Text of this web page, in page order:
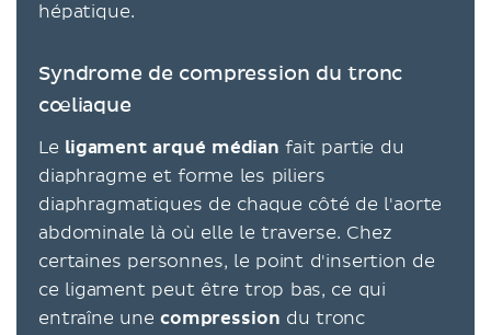
hépatique.
Syndrome de compression du tronc
cœliaque
Le ligament arqué médian fait partie du
diaphragme et forme les piliers
diaphragmatiques de chaque côté de l'aorte
abdominale là où elle le traverse. Chez
certaines personnes, le point d'insertion de
ce ligament peut être trop bas, ce qui
entraîne unecompression du tronc